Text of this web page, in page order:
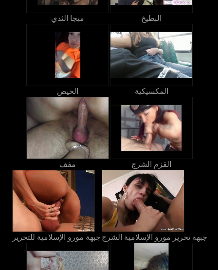
ميجا الثدي البطيخ
الحيض المكسيكية
مفف القزم الشرج
جبهة مورو الإسلامية للتحرير جبهة تحرير مورو الإسلامية الشرج